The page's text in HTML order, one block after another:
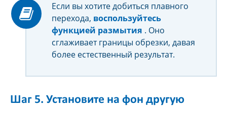
Если вы хотите добиться плавного
перехода, воспользуйтесь
функцией размытия . Оно
сглаживает границы обрезки, давая
более естественный результат.
Шаг 5. Установите на фон другую